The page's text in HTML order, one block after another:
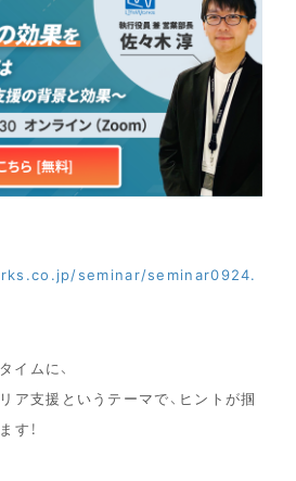
seminar/seminar0924.
イムに、
ア支援というテーマで、ヒントが掴
す！